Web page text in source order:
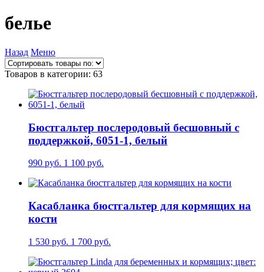
белье
Назад Меню
Товаров в категории: 63
Бюстгальтер послеродовый бесшовный с
поддержкой, 6051-1, белый
990 руб. 1 100 руб.
Касабланка бюстгальтер для кормящих на
кости
1 530 руб. 1 700 руб.